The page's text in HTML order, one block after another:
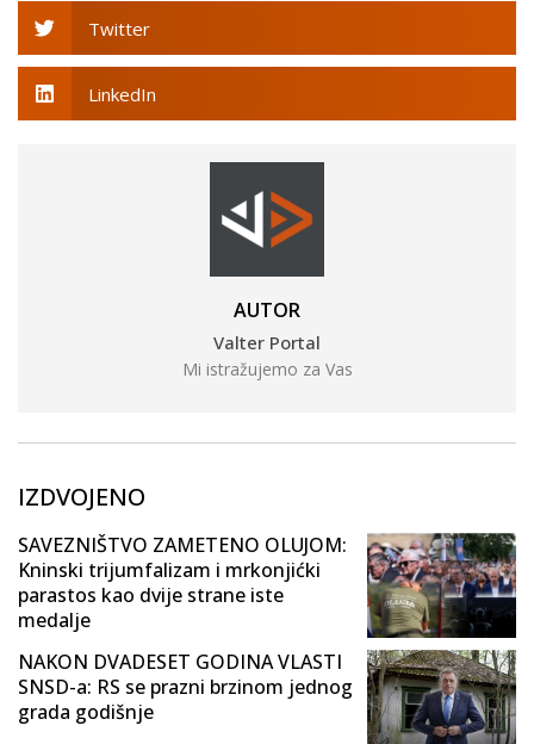
Twitter
LinkedIn
AUTOR
Valter Portal
Mi istražujemo za Vas
IZDVOJENO
SAVEZNIŠTVO ZAMETENO OLUJOM:
Kninski trijumfalizam i mrkonjićki
parastos kao dvije strane iste
medalje
NAKON DVADESET GODINA VLASTI
SNSD-a: RS se prazni brzinom jednog
grada godišnje